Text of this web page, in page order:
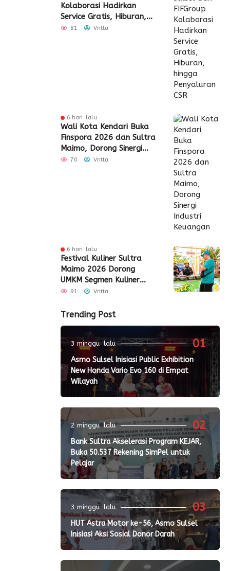
Kolaborasi Hadirkan
Service Gratis, Hiburan,
hingga Penyaluran CSR
81 Vritta
6 hari lalu
Wali Kota Kendari Buka
Finspora 2026 dan Sultra
Maimo, Dorong Sinergi
Industri Keuangan
70 Vritta
6 hari lalu
Festival Kuliner Sultra
Maimo 2026 Dorong
UMKM Segmen Kuliner
Perluas Akses Pasar
91 Vritta
Trending Post
01
3 minggu lalu
Asmo Sulsel Inisiasi Public Exhibition
New Honda Vario Evo 160 di Empat
Wilayah
02
2 minggu lalu
Bank Sultra Akselerasi Program KEJAR,
Buka 50.537 Rekening SimPel untuk
Pelajar
03
3 minggu lalu
HUT Astra Motor ke-56, Asmo Sulsel
Inisiasi Aksi Sosial Donor Darah